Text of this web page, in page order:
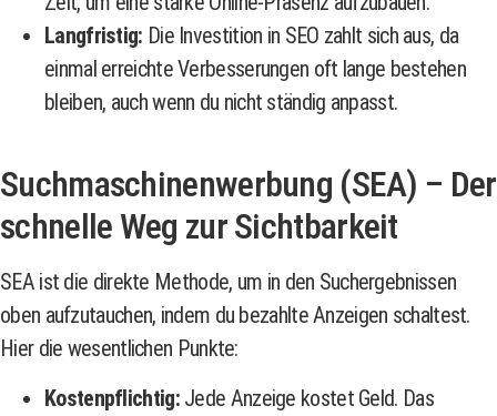
Langfristig: Die Investition in SEO zahlt sich aus, da
einmal erreichte Verbesserungen oft lange bestehen
bleiben, auch wenn du nicht ständig anpasst.
Suchmaschinenwerbung (SEA) – Der
schnelle Weg zur Sichtbarkeit
SEA ist die direkte Methode, um in den Suchergebnissen
oben aufzutauchen, indem du bezahlte Anzeigen schaltest.
Hier die wesentlichen Punkte:
Kostenpflichtig:Jede Anzeige kostet Geld. Das